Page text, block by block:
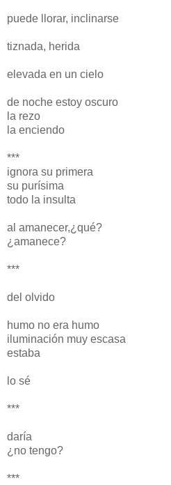
puede llorar, inclinarse
tiznada, herida
elevada en un cielo
de noche estoy oscuro
la rezo
la enciendo
***
ignora su primera
su purísima
todo la insulta
al amanecer,¿qué?
¿amanece?
***
del olvido
humo no era humo
iluminación muy escasa
estaba
lo sé
***
daría
¿no tengo?
***